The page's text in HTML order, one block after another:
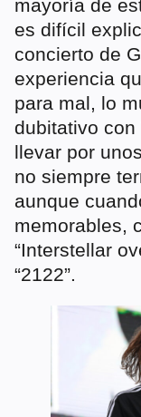
mayoría de
es difícil
concierto de
experiencia
para mal, lo
dubitativo con
llevar por
no siempre
aunque
memorables,
“Interstellar
“2122”.